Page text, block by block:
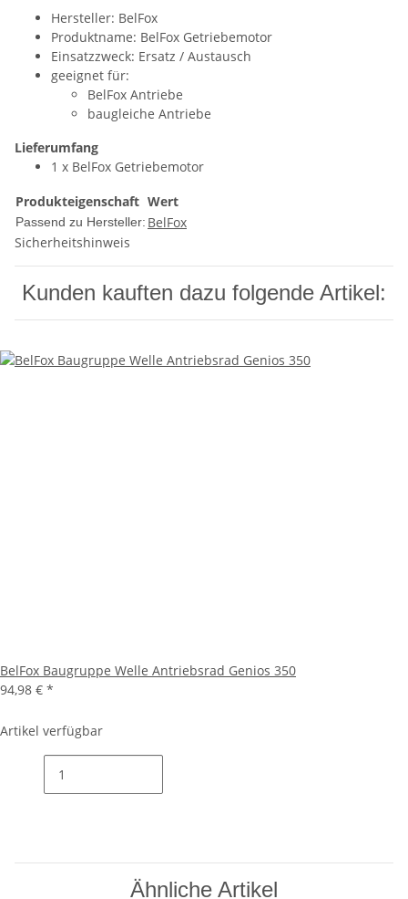
Hersteller: BelFox
Produktname: BelFox Getriebemotor
Einsatzzweck: Ersatz / Austausch
geeignet für:
BelFox Antriebe
baugleiche Antriebe
Lieferumfang
1 x BelFox Getriebemotor
Produkteigenschaft Wert
Passend zu Hersteller: BelFox
Sicherheitshinweis
Kunden kauften dazu folgende Artikel:
BelFox Baugruppe Welle Antriebsrad Genios 350
94,98 € *
Artikel verfügbar
Ähnliche Artikel